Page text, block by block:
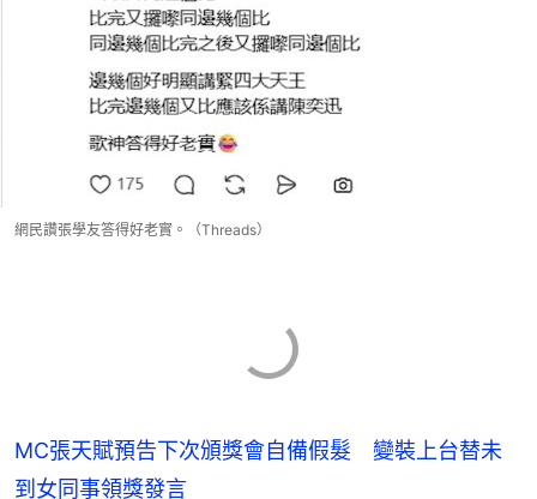
網民讚張學友答得好老實。（Threads）
MC張天賦預告下次頒獎會自備假髮 變裝上台替未
到女同事領獎發言